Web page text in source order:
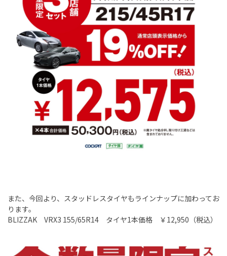
また、今回より、スタッドレスタイヤもラインナップに加わってお
ります。
BLIZZAK VRX3 155/65R14 タイヤ1本価格 ￥12,950（税込）